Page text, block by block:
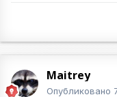
Maitrey
Опубликовано